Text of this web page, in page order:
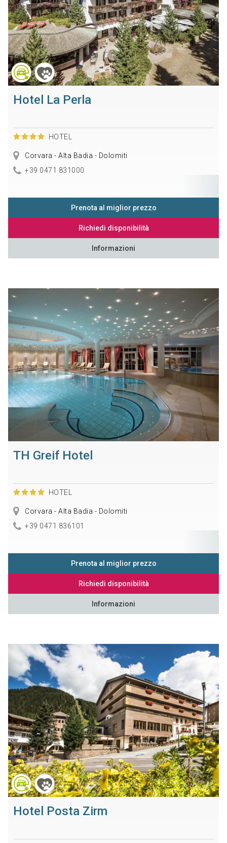
Hotel La Perla
HOTEL
Corvara - Alta Badia - Dolomiti
+39 0471 831000
Prenota al miglior prezzo
Richiedi disponibilità
Informazioni
TH Greif Hotel
HOTEL
Corvara - Alta Badia - Dolomiti
+39 0471 836101
Prenota al miglior prezzo
Richiedi disponibilità
Informazioni
Hotel Posta Zirm